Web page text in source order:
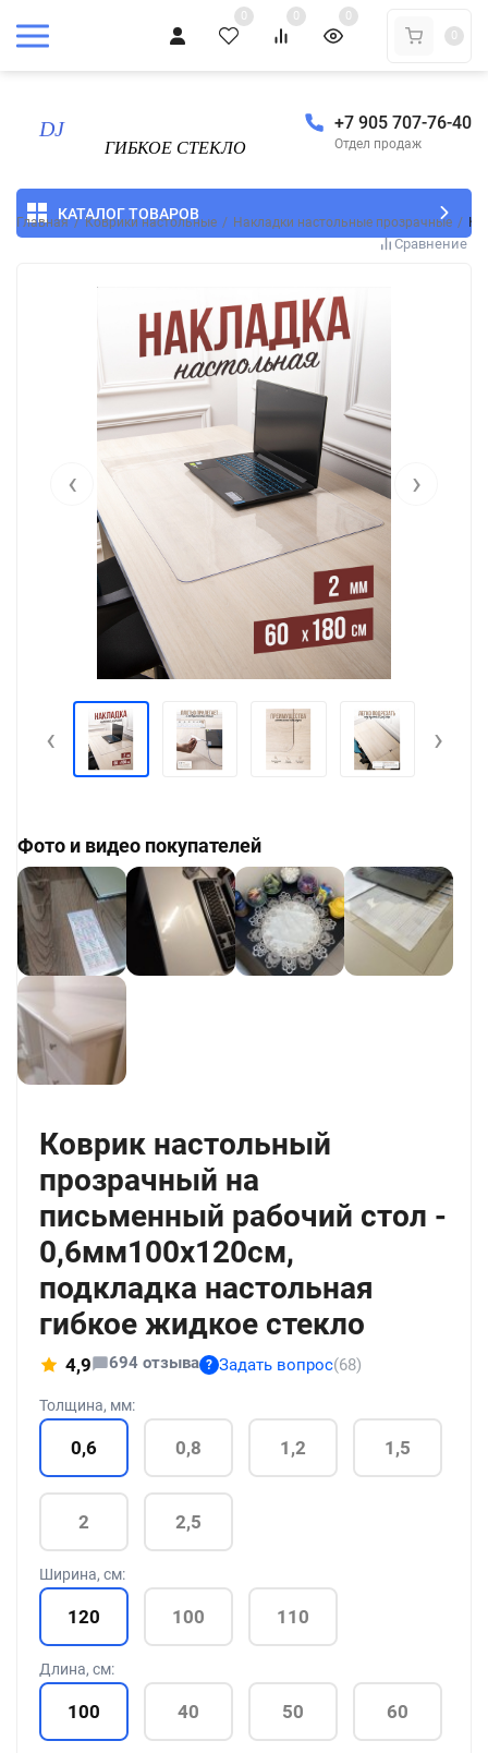
0 0
0
0
+7 905 707-76-40
Отдел продаж
КАТАЛОГ ТОВАРОВ
Главная / Коврики настольные / Накладки настольные прозрачные /
Сравнение
‹ ›
‹ ›
Фото и видео покупателей
Коврик настольный
прозрачный на
письменный рабочий стол -
0,6мм100x120см,
подкладка настольная
гибкое жидкое стекло
4,9 694 отзыва ? Задать вопрос(68)
Толщина, мм:
0,6 0,8 1,2 1,5
2 2,5
Ширина, см:
120 100 110
Длина, см:
100 40 50 60